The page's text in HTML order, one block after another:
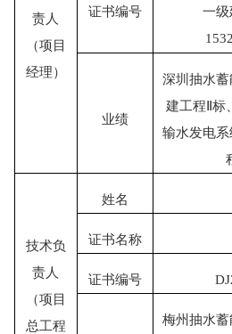
责人
（项目
经理）
证书编号
一级
业绩
深圳抽水
建工程Ⅱ标
输水发电
技术负
责人
（项目
总工程
姓名
证书名称
证书编号
梅州抽水